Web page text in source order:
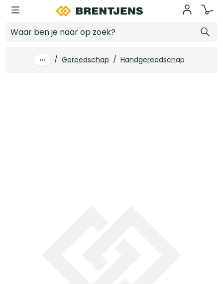
Ga naar hoofdinhoud
/ Gereedschap / Handgereedschap
Log in voor prijzen